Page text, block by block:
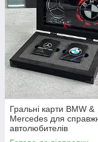
Гральні карти BMW &
Mercedes для
автолюбителів